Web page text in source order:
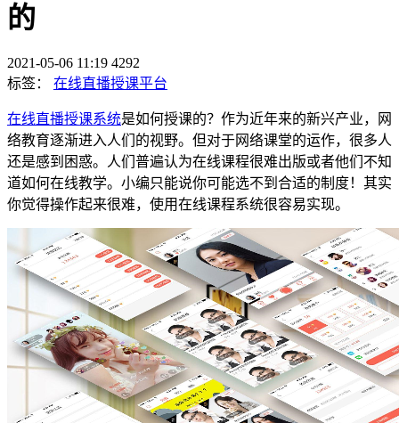
的
2021-05-06 11:19 4292
标签：
在线直播授课平台
在线直播授课系统是如何授课的？作为近年来的新兴产业，网
络教育逐渐进入人们的视野。但对于网络课堂的运作，很多人
还是感到困惑。人们普遍认为在线课程很难出版或者他们不知
道如何在线教学。小编只能说你可能选不到合适的制度！其实
你觉得操作起来很难，使用在线课程系统很容易实现。